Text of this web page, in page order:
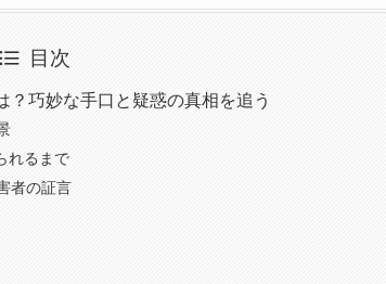
目次
巧妙な手口と疑惑の真相を追う
れるまで
者の証言